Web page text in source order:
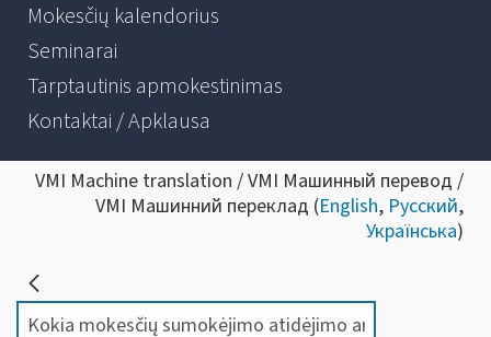
Mokesčių kalendorius
Seminarai
Tarptautinis apmokestinimas
Kontaktai / Apklausa
VMI Machine translation / VMI Машинный перевод /
VMI Машинний переклад (English, Русский,
Українська)